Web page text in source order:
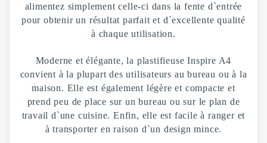
alimentez simplement celle-ci dans la fente d`entrée
pour obtenir un résultat parfait et d`excellente qualité
à chaque utilisation.
Moderne et élégante, la plastifieuse Inspire A4
convient à la plupart des utilisateurs au bureau ou à la
maison. Elle est également légère et compacte et
prend peu de place sur un bureau ou sur le plan de
travail d`une cuisine. Enfin, elle est facile à ranger et
à transporter en raison d`un design mince.